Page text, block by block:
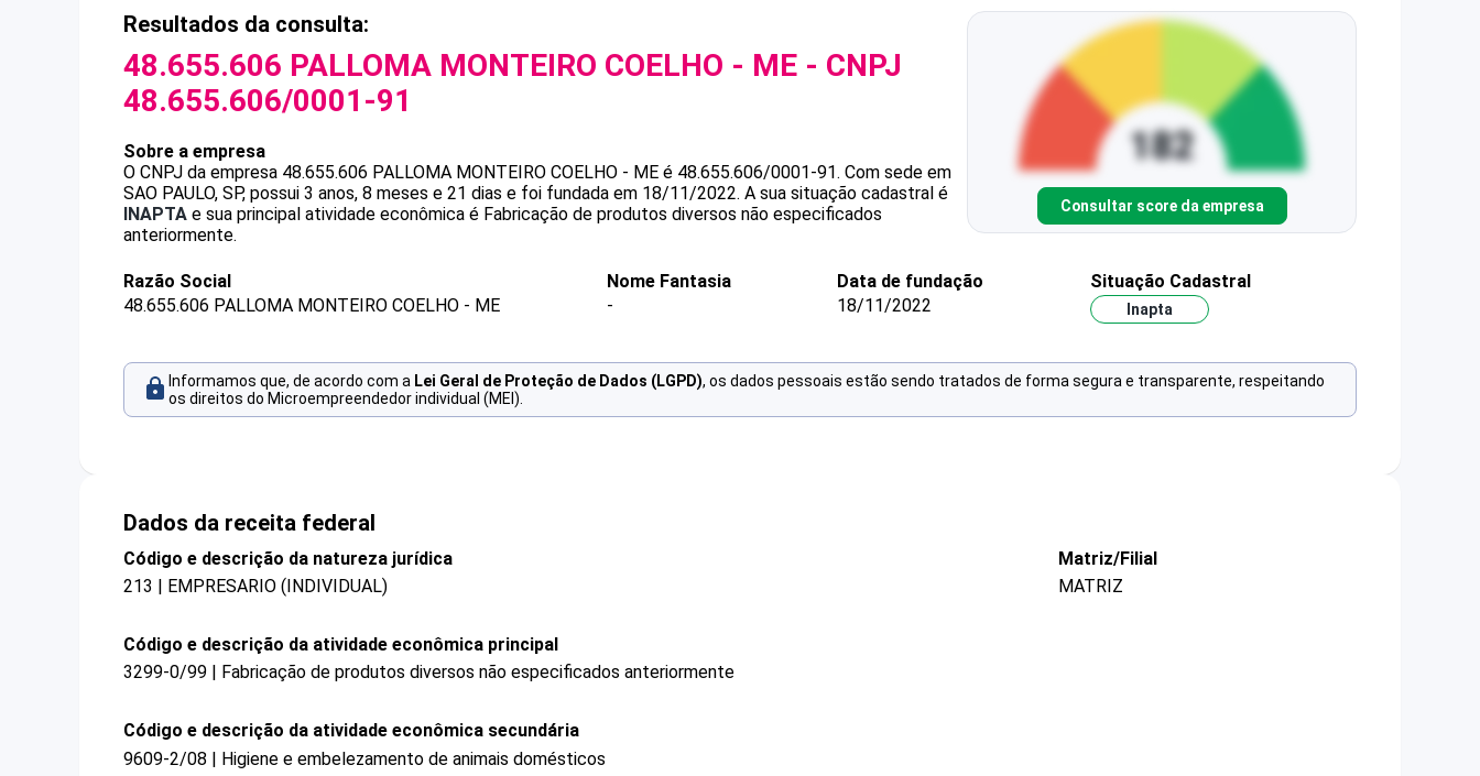
Resultados da consulta:
48.655.606 PALLOMA MONTEIRO COELHO - ME - CNPJ
48.655.606/0001-91
Sobre a empresa
O CNPJ da empresa 48.655.606 PALLOMA MONTEIRO COELHO - ME é 48.655.606/0001-91. Com sede em
SAO PAULO, SP, possui 3 anos, 8 meses e 21 dias e foi fundada em 18/11/2022. A sua situação cadastral é
INAPTA e sua principal atividade econômica é Fabricação de produtos diversos não especificados
anteriormente.
Consultar score da empresa
Razão Social
48.655.606 PALLOMA MONTEIRO COELHO - ME
Nome Fantasia
-
Data de fundação
18/11/2022
Situação Cadastral
Inapta
Informamos que, de acordo com a Lei Geral de Proteção de Dados (LGPD), os dados pessoais estão sendo tratados de forma segura e transparente, respeitando
os direitos do Microempreendedor individual (MEI).
Dados da receita federal
Código e descrição da natureza jurídica
213 | EMPRESARIO (INDIVIDUAL)
Matriz/Filial
MATRIZ
Código e descrição da atividade econômica principal
3299-0/99 | Fabricação de produtos diversos não especificados anteriormente
Código e descrição da atividade econômica secundária
9609-2/08 | Higiene e embelezamento de animais domésticos